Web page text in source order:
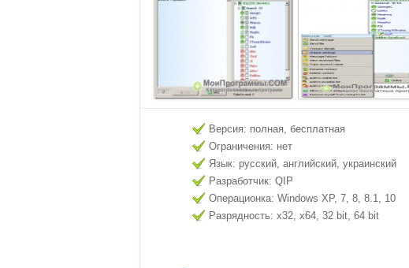
Версия: полная, бесплатная
Ограничения: нет
Язык: русский, английский, украинский
Разработчик: QIP
Операционка: Windows XP, 7, 8, 8.1, 10
Разрядность: x32, x64, 32 bit, 64 bit